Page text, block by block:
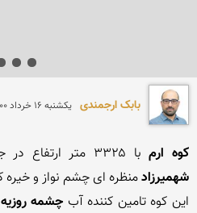
بابک ارجمندی يكشنبه 16 خرداد 1400 | 6 سال پیش
کوه ارم با ۳۳۲۵ متر ارتفاع در جنوب
شهمیرزاد
این کوه تامین کننده آب چشمه روزیه